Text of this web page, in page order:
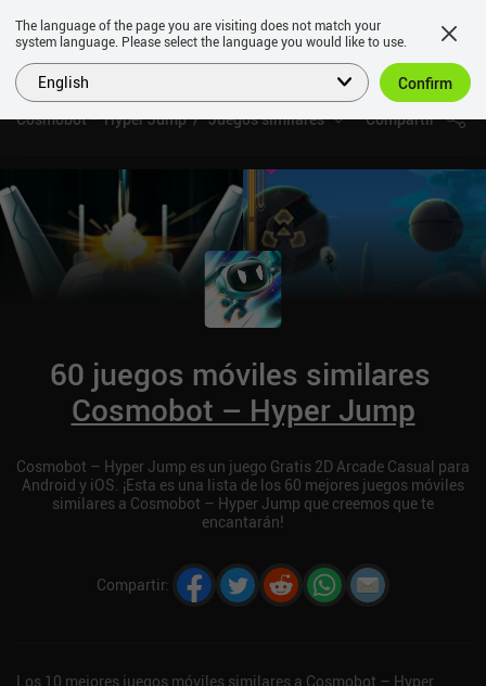
Cosmobot – Hyper Jump Juegos similares Compartir
60 juegos móviles similares
Cosmobot – Hyper Jump
Cosmobot – Hyper Jump es un juego Gratis 2D Arcade Casual para
Android y iOS. ¡Esta es una lista de los 60 mejores juegos móviles
similares a Cosmobot – Hyper Jump que creemos que te
encantarán!
Compartir:
Los 10 mejores juegos móviles similares a Cosmobot – Hyper
The language of the page you are visiting does not match your
system language. Please select the language you would like to use.
English Confirm